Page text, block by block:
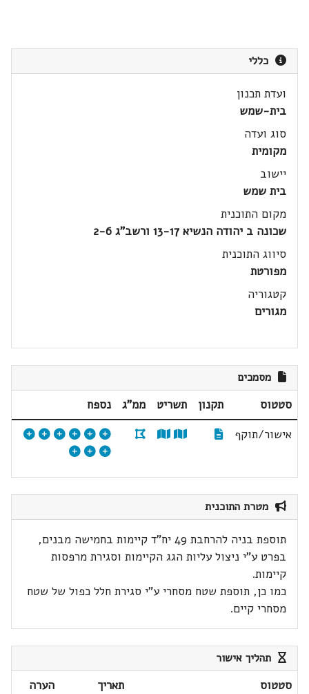
כללי
ועדת תכנון
בית-שמש
סוג ועדה
מקומית
יישוב
בית שמש
מקום התוכנית
שכונה ב יהודה הנשיא 13-17 ורשב"ג 2-6
סיווג התוכנית
מפורטת
קטגוריה
מגורים
מסמכים
סטטוס תקנון תשריט ממ"ג
נספח
אישור/תוקף
מטרת התוכנית
תוספת בניה להרחבת 49 יח"ד קיימות בחמישה מבנים,
בפרט ע"י ניצול עליות הגג הקיימות וסגירת מרפסות
קיימות.
כמו כן, תוספת שטח מסחרי ע"י סגירת חלל כפול של שטח
מסחרי קיים.
תהליך אישור
סטטוס תאריך
הערה